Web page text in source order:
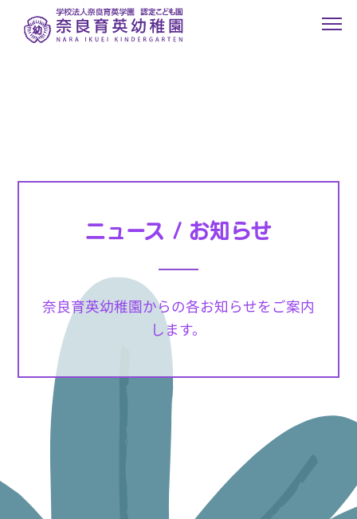
ニュース / お知らせ
奈良育英幼稚園からの各お知らせをご案内
します。